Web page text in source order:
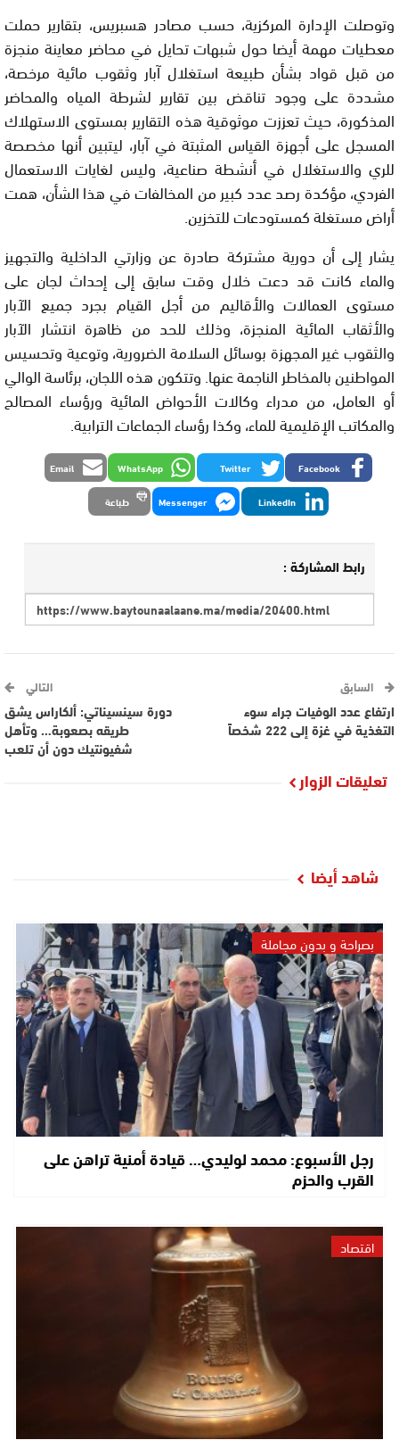
وتوصلت الإدارة المركزية، حسب مصادر هسبريس، بتقارير حملت
معطيات مهمة أيضا حول شبهات تحايل في محاضر معاينة منجزة
من قبل قواد بشأن طبيعة استغلال آبار وثقوب مائية مرخصة،
مشددة على وجود تناقض بين تقارير لشرطة المياه والمحاضر
المذكورة، حيث تعززت موثوقية هذه التقارير بمستوى الاستهلاك
المسجل على أجهزة القياس المثبتة في آبار، ليتبين أنها مخصصة
للري والاستغلال في أنشطة صناعية، وليس لغايات الاستعمال
الفردي، مؤكدة رصد عدد كبير من المخالفات في هذا الشأن، همت
أراض مستغلة كمستودعات للتخزين.
يشار إلى أن دورية مشتركة صادرة عن وزارتي الداخلية والتجهيز
والماء كانت قد دعت خلال وقت سابق إلى إحداث لجان على
مستوى العمالات والأقاليم من أجل القيام بجرد جميع الآبار
والأثقاب المائية المنجزة، وذلك للحد من ظاهرة انتشار الآبار
والثقوب غير المجهزة بوسائل السلامة الضرورية، وتوعية وتحسيس
المواطنين بالمخاطر الناجمة عنها. وتتكون هذه اللجان، برئاسة الوالي
أو العامل، من مدراء وكالات الأحواض المائية ورؤساء المصالح
والمكاتب الإقليمية للماء، وكذا رؤساء الجماعات الترابية.
Facebook
Twitter
WhatsApp
Email
LinkedIn
Messenger طباعة
رابط المشاركة :
السابق
ارتفاع عدد الوفيات جراء سوء
التغذية في غزة إلى 222 شخصاً
التالي
دورة سينسيناتي: ألكاراس يشق
طريقه بصعوبة… وتأهل
شفيونتيك دون أن تلعب
تعليقات الزوار
شاهد أيضا
بصراحة و بدون مجاملة
رجل الأسبوع: محمد لوليدي… قيادة أمنية تراهن على
القرب والحزم
اقتصاد